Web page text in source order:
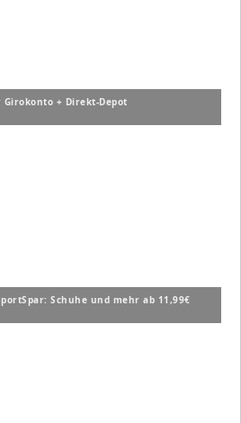
+ Direkt-Depot
Schuhe und mehr ab 11,99€